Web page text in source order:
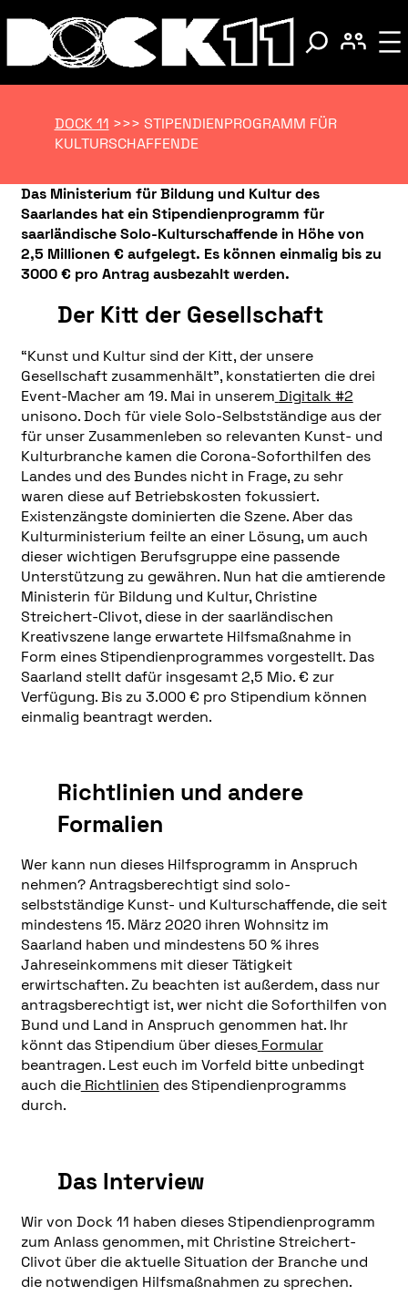
DOCK 11 >>> STIPENDIENPROGRAMM FÜR
KULTURSCHAFFENDE
Das Ministerium für Bildung und Kultur des
Saarlandes hat ein Stipendienprogramm für
saarländische Solo-Kulturschaffende in Höhe von
2,5 Millionen € aufgelegt. Es können einmalig bis zu
3000 € pro Antrag ausbezahlt werden.
Der Kitt der Gesellschaft
“Kunst und Kultur sind der Kitt, der unsere
Gesellschaft zusammenhält”, konstatierten die drei
Event-Macher am 19. Mai in unserem Digitalk #2
unisono. Doch für viele Solo-Selbstständige aus der
für unser Zusammenleben so relevanten Kunst- und
Kulturbranche kamen die Corona-Soforthilfen des
Landes und des Bundes nicht in Frage, zu sehr
waren diese auf Betriebskosten fokussiert.
Existenzängste dominierten die Szene. Aber das
Kulturministerium feilte an einer Lösung, um auch
dieser wichtigen Berufsgruppe eine passende
Unterstützung zu gewähren. Nun hat die amtierende
Ministerin für Bildung und Kultur, Christine
Streichert-Clivot, diese in der saarländischen
Kreativszene lange erwartete Hilfsmaßnahme in
Form eines Stipendienprogrammes vorgestellt. Das
Saarland stellt dafür insgesamt 2,5 Mio. € zur
Verfügung. Bis zu 3.000 € pro Stipendium können
einmalig beantragt werden.
Richtlinien und andere
Formalien
Wer kann nun dieses Hilfsprogramm in Anspruch
nehmen? Antragsberechtigt sind solo-
selbstständige Kunst- und Kulturschaffende, die seit
mindestens 15. März 2020 ihren Wohnsitz im
Saarland haben und mindestens 50 % ihres
Jahreseinkommens mit dieser Tätigkeit
erwirtschaften. Zu beachten ist außerdem, dass nur
antragsberechtigt ist, wer nicht die Soforthilfen von
Bund und Land in Anspruch genommen hat. Ihr
könnt das Stipendium über dieses Formular
beantragen. Lest euch im Vorfeld bitte unbedingt
auch dieRichtlinien des Stipendienprogramms
durch.
Das Interview
Wir von Dock 11 haben dieses Stipendienprogramm
zum Anlass genommen, mit Christine Streichert-
Clivot über die aktuelle Situation der Branche und
die notwendigen Hilfsmaßnahmen zu sprechen.